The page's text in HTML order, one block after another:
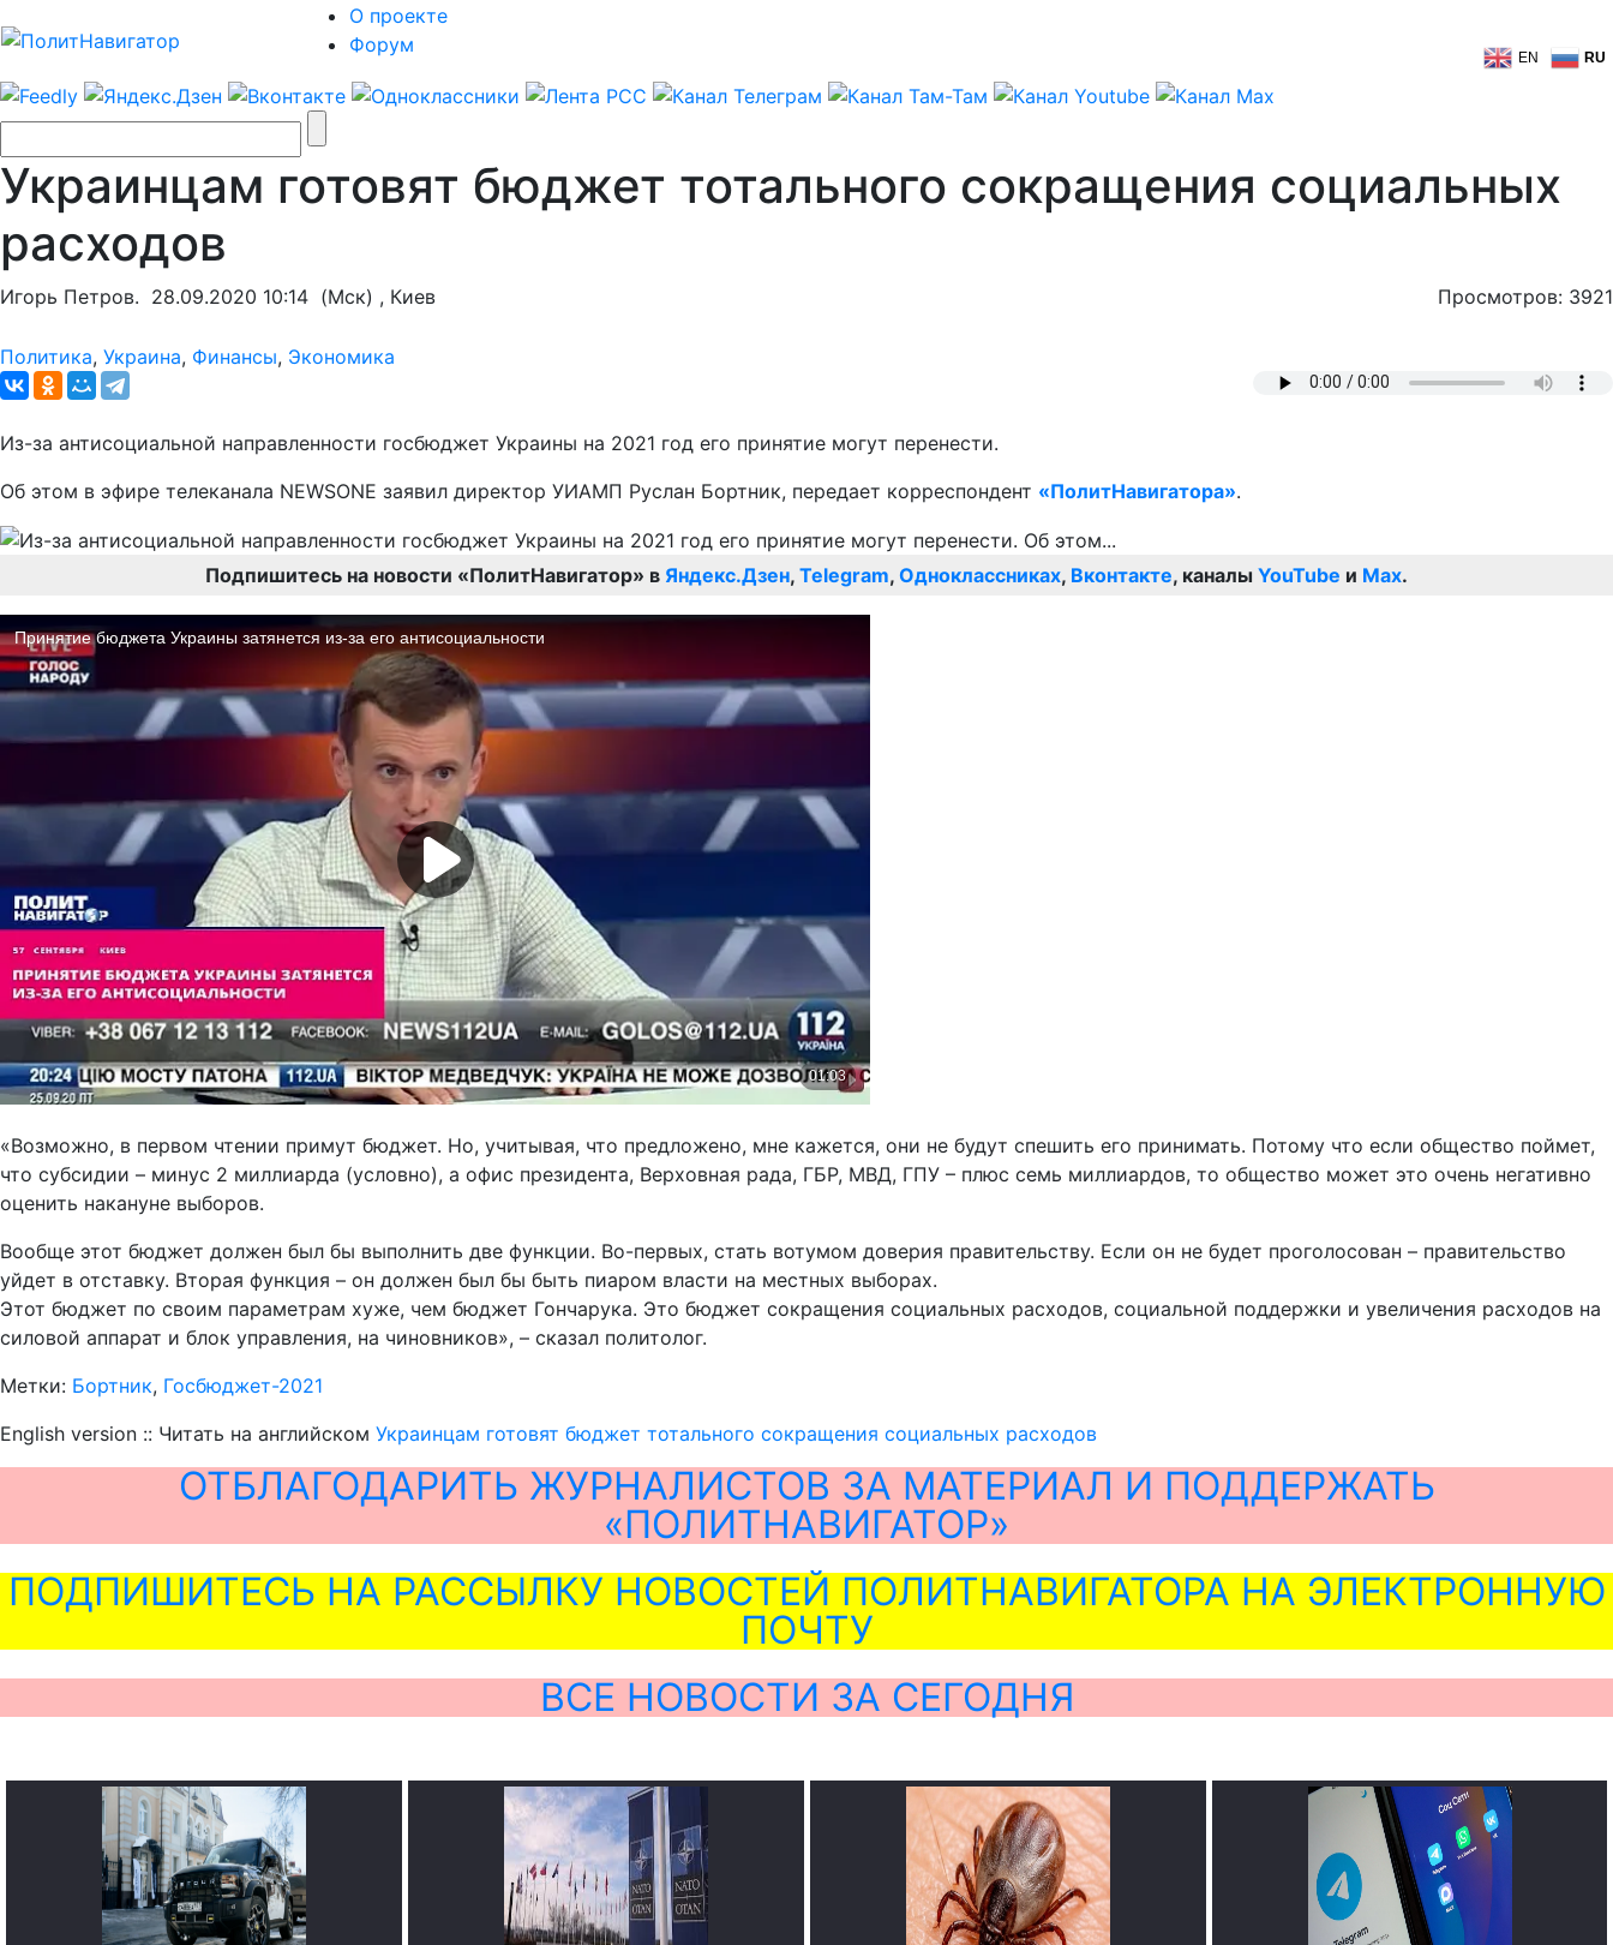
О проекте
Форум
EN RU
Украинцам готовят бюджет тотального сокращения социальных
расходов
Игорь Петров. 28.09.2020 10:14 (Мск) , Киев Просмотров: 3921
Политика, Украина, Финансы, Экономика
Из-за антисоциальной направленности госбюджет Украины на 2021 год его принятие могут перенести.
Об этом в эфире телеканала NEWSONE заявил директор УИАМП Руслан Бортник, передает корреспондент «ПолитНавигатора».
Подпишитесь на новости «ПолитНавигатор» в Яндекс.Дзен, Telegram, Одноклассниках, Вконтакте, каналы YouTube и Max.
«Возможно, в первом чтении примут бюджет. Но, учитывая, что предложено, мне кажется, они не будут спешить его принимать. Потому что если общество поймет,
что субсидии – минус 2 миллиарда (условно), а офис президента, Верховная рада, ГБР, МВД, ГПУ – плюс семь миллиардов, то общество может это очень негативно
оценить накануне выборов.
Вообще этот бюджет должен был бы выполнить две функции. Во-первых, стать вотумом доверия правительству. Если он не будет проголосован – правительство
уйдет в отставку. Вторая функция – он должен был бы быть пиаром власти на местных выборах.
Этот бюджет по своим параметрам хуже, чем бюджет Гончарука. Это бюджет сокращения социальных расходов, социальной поддержки и увеличения расходов на
силовой аппарат и блок управления, на чиновников», – сказал политолог.
Метки: Бортник, Госбюджет-2021
English version :: Читать на английском Украинцам готовят бюджет тотального сокращения социальных расходов
ОТБЛАГОДАРИТЬ ЖУРНАЛИСТОВ ЗА МАТЕРИАЛ И ПОДДЕРЖАТЬ
«ПОЛИТНАВИГАТОР»
ПОДПИШИТЕСЬ НА РАССЫЛКУ НОВОСТЕЙ ПОЛИТНАВИГАТОРА НА ЭЛЕКТРОННУЮ
ПОЧТУ
ВСЕ НОВОСТИ ЗА СЕГОДНЯ